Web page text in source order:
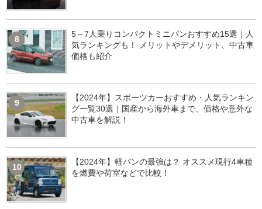
8
5～7人乗りコンパクトミニバンおすすめ15選｜人
気ランキングも！ メリットやデメリット、中古車
価格も紹介
9
【2024年】スポーツカーおすすめ・人気ランキン
グ一覧30選｜国産から海外車まで、価格や意外な
中古車を解説！
10
【2024年】軽バンの最強は？ オススメ現行4車種
を燃費や荷室などで比較！